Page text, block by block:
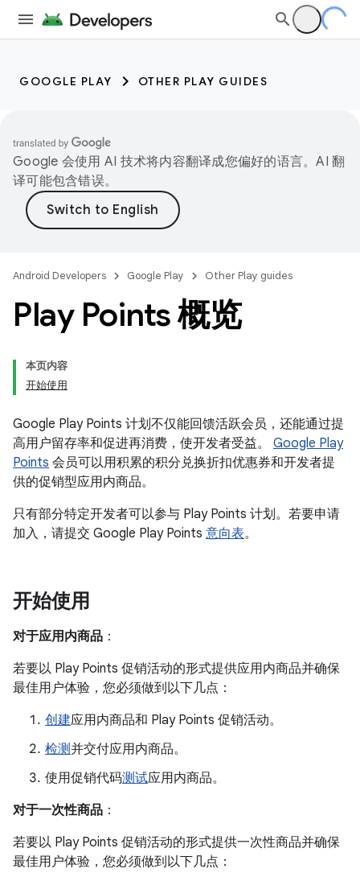
GOOGLE PLAY OTHER PLAY GUIDES
Google 会使用 AI 技术将内容翻译成您偏好的语言。AI 翻
译可能包含错误。
Android Developers Google Play Other Play guides
Play Points 概览
本页内容
开始使用
Google Play Points 计划不仅能回馈活跃会员，还能通过提
高用户留存率和促进再消费，使开发者受益。 Google Play
Points 会员可以用积累的积分兑换折扣优惠券和开发者提
供的促销型应用内商品。
只有部分特定开发者可以参与 Play Points 计划。若要申请
加入，请提交 Google Play Points 意向表。
开始使用
对于应用内商品 ：
若要以 Play Points 促销活动的形式提供应用内商品并确保
最佳用户体验，您必须做到以下几点：
创建应用内商品和 Play Points 促销活动。
检测并交付应用内商品。
使用促销代码测试应用内商品。
对于一次性商品 ：
若要以 Play Points 促销活动的形式提供一次性商品并确保
最佳用户体验，您必须做到以下几点：